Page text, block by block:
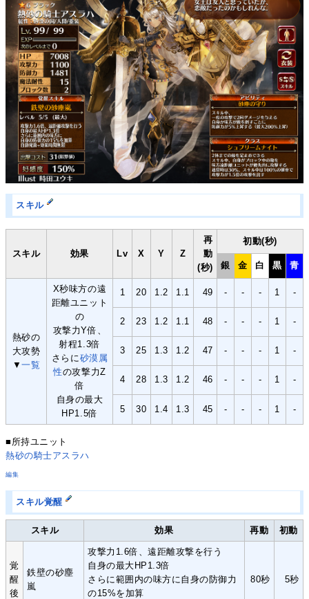
スキル
スキル 効果 Lv X Y Z
再
動
(秒)
初動(秒)
銀 金 白 黒 青
熱砂の
大攻勢
▼一覧
X秒味方の遠
距離ユニット
の
攻撃力Y倍、
射程1.3倍
さらに砂漠属
性の攻撃力Z
倍
自身の最大
HP1.5倍
1 20 1.2 1.1 49 - - - 1 -
2 23 1.2 1.1 48 - - - 1 -
3 25 1.3 1.2 47 - - - 1 -
4 28 1.3 1.2 46 - - - 1 -
5 30 1.4 1.3 45 - - - 1 -
■所持ユニット
熱砂の騎士アスラハ
編集
スキル覚醒
スキル 効果 再動 初動
覚
醒
後
鉄壁の砂塵
嵐
攻撃力1.6倍、遠距離攻撃を行う
自身の最大HP1.3倍
さらに範囲内の味方に自身の防御力
の15%を加算
80秒 5秒